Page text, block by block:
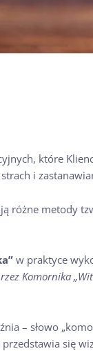
które
i
różne metody
w praktyce
Komornika
– słowo
się